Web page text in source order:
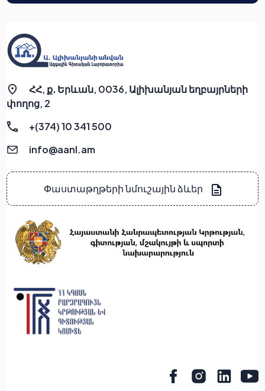
ՀՀ, ք․ Երևան, 0036, Ալիխանյան եղբայրների
փողոց, 2
+(374) 10 341 500
info@aanl.am
Փաստաթղթերի նմուշային ձևեր